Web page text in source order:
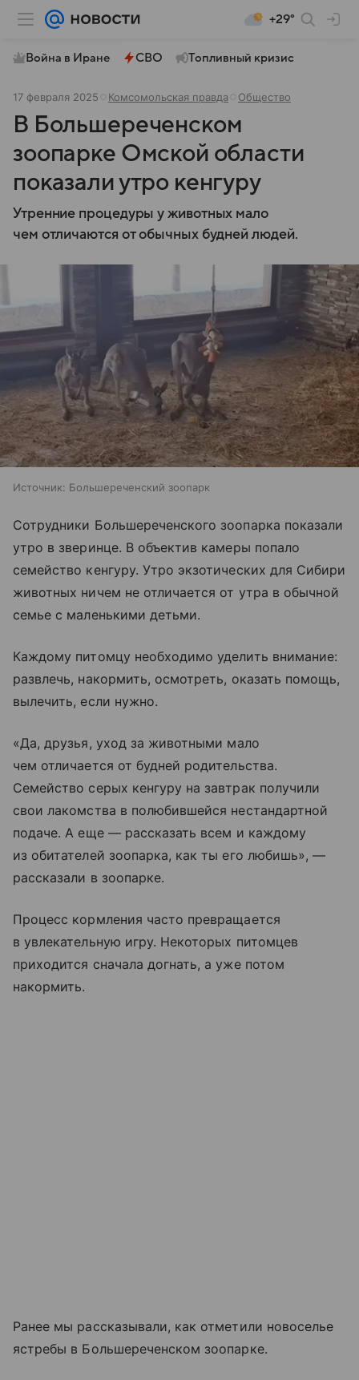
+29°
Война в Иране СВО Топливный кризис
17 февраля 2025 Комсомольская правда Общество
В Большереченском
зоопарке Омской области
показали утро кенгуру
Утренние процедуры у животных мало
чем отличаются от обычных будней людей.
Источник: Большереченский зоопарк
Сотрудники Большереченского зоопарка показали
утро в зверинце. В объектив камеры попало
семейство кенгуру. Утро экзотических для Сибири
животных ничем не отличается от утра в обычной
семье с маленькими детьми.
Каждому питомцу необходимо уделить внимание:
развлечь, накормить, осмотреть, оказать помощь,
вылечить, если нужно.
«Да, друзья, уход за животными мало
чем отличается от будней родительства.
Семейство серых кенгуру на завтрак получили
свои лакомства в полюбившейся нестандартной
подаче. А еще — рассказать всем и каждому
из обитателей зоопарка, как ты его любишь», —
рассказали в зоопарке.
Процесс кормления часто превращается
в увлекательную игру. Некоторых питомцев
приходится сначала догнать, а уже потом
накормить.
Ранее мы рассказывали, как отметили новоселье
ястребы в Большереченском зоопарке.